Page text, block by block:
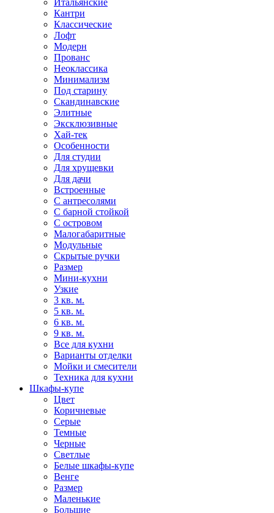
Итальянские
Кантри
Классические
Лофт
Модерн
Прованс
Неоклассика
Минимализм
Под старину
Скандинавские
Элитные
Эксклюзивные
Хай-тек
Особенности
Для студии
Для хрущевки
Для дачи
Встроенные
С антресолями
С барной стойкой
С островом
Малогабаритные
Модульные
Скрытые ручки
Размер
Мини-кухни
Узкие
3 кв. м.
5 кв. м.
6 кв. м.
9 кв. м.
Все для кухни
Варианты отделки
Мойки и смесители
Техника для кухни
Шкафы-купе
Цвет
Коричневые
Серые
Темные
Черные
Светлые
Белые шкафы-купе
Венге
Размер
Маленькие
Большие